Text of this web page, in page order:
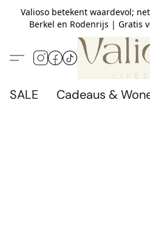
Valioso betekent waardevol;
Berkel en Rodenrijs | Gratis
SALE Cadeaus &